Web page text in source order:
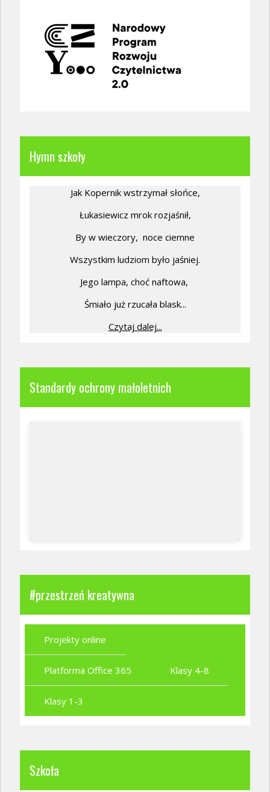
Hymn szkoły
Jak Kopernik wstrzymał słońce,
Łukasiewicz mrok rozjaśnił,
By w wieczory, noce ciemne
Wszystkim ludziom było jaśniej.
Jego lampa, choć naftowa,
Śmiało już rzucała blask...
Czytaj dalej...
Standardy ochrony małoletnich
#przestrzeń kreatywna
Projekty online
Platforma Office 365 Klasy 4-8
Klasy 1-3
Szkoła